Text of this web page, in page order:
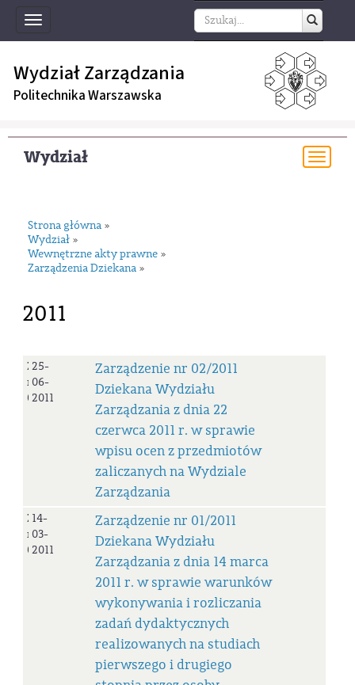
Toggle
navigation
Wydział Zarządzania
Politechnika Warszawska
Wydział
Strona główna »
Wydział »
Wewnętrzne akty prawne »
Zarządzenia Dziekana »
2011
Zarządzenie
nr
02/2011
25-
06-
2011
Zarządzenie nr 02/2011
Dziekana Wydziału
Zarządzania z dnia 22
czerwca 2011 r. w sprawie
wpisu ocen z przedmiotów
zaliczanych na Wydziale
Zarządzania
Zarządzenie
nr
01/2011
14-
03-
2011
Zarządzenie nr 01/2011
Dziekana Wydziału
Zarządzania z dnia 14 marca
2011 r. w sprawie warunków
wykonywania i rozliczania
zadań dydaktycznych
realizowanych na studiach
pierwszego i drugiego